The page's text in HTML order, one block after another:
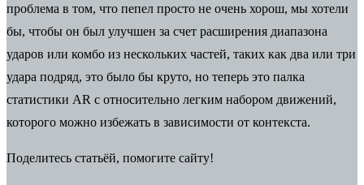
проблема в том, что пепел просто не очень хорош, мы хотели
бы, чтобы он был улучшен за счет расширения диапазона
ударов или комбо из нескольких частей, таких как два или три
удара подряд, это было бы круто, но теперь это палка
статистики AR с относительно легким набором движений,
которого можно избежать в зависимости от контекста.
Поделитесь статьёй, помогите сайту!